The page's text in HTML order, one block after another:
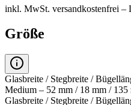
inkl. MwSt. versandkostenfrei –
Größe
Glasbreite / Stegbreite /
Medium – 52 mm / 18 mm / 135
Glasbreite / Stegbreite /